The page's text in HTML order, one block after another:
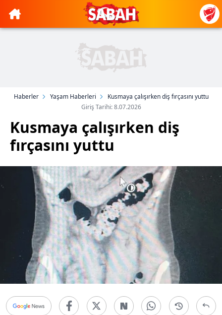
Haberler Yaşam Haberleri
Kusmaya çalışırken diş fırçasını yuttu
Giriş Tarihi: 8.07.2026
Kusmaya çalışırken diş
fırçasını yuttu